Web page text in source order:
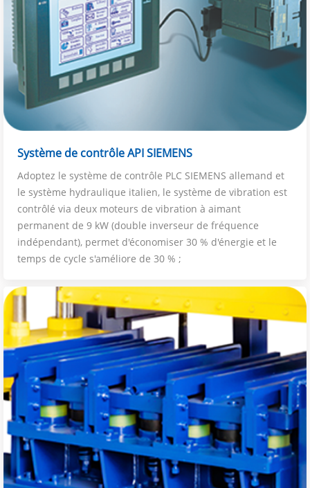
Système de contrôle API SIEMENS
Adoptez le système de contrôle PLC SIEMENS allemand et
le système hydraulique italien, le système de vibration est
contrôlé via deux moteurs de vibration à aimant
permanent de 9 kW (double inverseur de fréquence
indépendant), permet d'économiser 30 % d'énergie et le
temps de cycle s'améliore de 30 % ;